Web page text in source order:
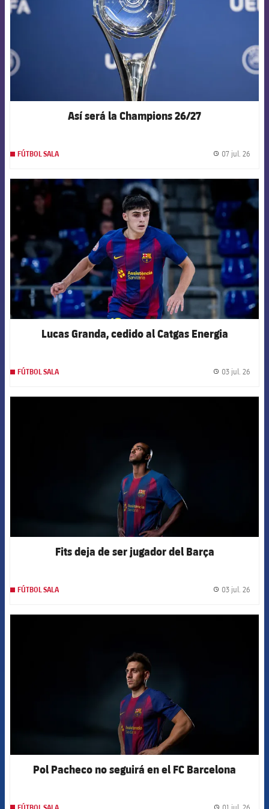
Así será la Champions 26/27
FÚTBOL SALA 07 jul. 26
FCB Barcelona badge
Lucas Granda, cedido al Catgas Energia
FÚTBOL SALA 03 jul. 26
Fits deja de ser jugador del Barça
FÚTBOL SALA 03 jul. 26
Pol Pacheco no seguirá en el FC Barcelona
01 jul. 26